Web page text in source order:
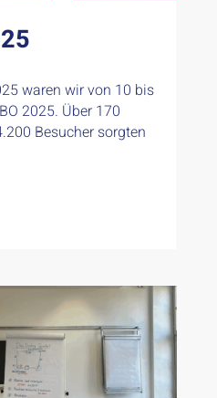
waren wir von 10 bis
2025. Über 170
Besucher sorgten